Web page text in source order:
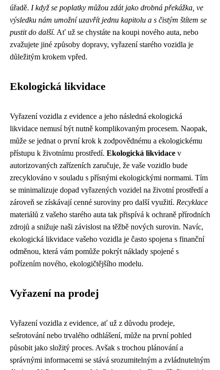
úřadě. I když se poplatky můžou zdát jako drobná překážka, ve
výsledku nám umožní uzavřít jednu kapitolu a s čistým štítem se
pustit do další. Ať už se chystáte na koupi nového auta, nebo
zvažujete jiné způsoby dopravy, vyřazení starého vozidla je
důležitým krokem vpřed.
Ekologická likvidace
Vyřazení vozidla z evidence a jeho následná ekologická
likvidace nemusí být nutně komplikovaným procesem. Naopak,
může se jednat o první krok k zodpovědnému a ekologickému
přístupu k životnímu prostředí. Ekologická likvidace v
autorizovaných zařízeních zaručuje, že vaše vozidlo bude
zrecyklováno v souladu s přísnými ekologickými normami. Tím
se minimalizuje dopad vyřazených vozidel na životní prostředí a
zároveň se získávají cenné suroviny pro další využití. Recyklace
materiálů z vašeho starého auta tak přispívá k ochraně přírodních
zdrojů a snižuje naši závislost na těžbě nových surovin. Navíc,
ekologická likvidace vašeho vozidla je často spojena s finanční
odměnou, která vám pomůže pokrýt náklady spojené s
pořízením nového, ekologičtějšího modelu.
Vyřazení na prodej
Vyřazení vozidla z evidence, ať už z důvodu prodeje,
sešrotování nebo trvalého odhlášení, může na první pohled
působit jako složitý proces. Avšak s trochou plánování a
správnými informacemi se stává srozumitelným a zvládnutelným